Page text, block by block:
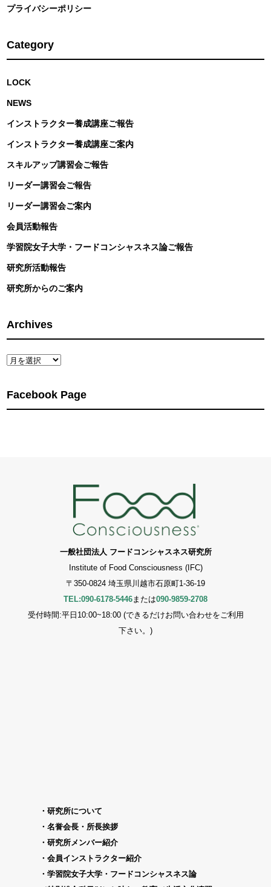
プライバシーポリシー
Category
LOCK
NEWS
インストラクター養成講座ご報告
インストラクター養成講座ご案内
スキルアップ講習会ご報告
リーダー講習会ご報告
リーダー講習会ご案内
会員活動報告
学習院女子大学・フードコンシャスネス論ご報告
研究所活動報告
研究所からのご案内
Archives
Archives
Facebook Page
一般社団法人 フードコンシャスネス研究所
Institute of Food Consciousness (IFC)
〒350-0824 埼玉県川越市石原町1-36-19
TEL:090-6178-5446または090-9859-2708
受付時間:平日10:00~18:00 (できるだけお問い合わせをご利用
下さい。)
研究所について
名誉会長・所長挨拶
研究所メンバー紹介
会員インストラクター紹介
学習院女子大学・フードコンシャスネス論